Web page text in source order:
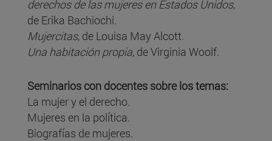
derechos de las mujeres en Estados Unidos,
de Erika Bachiochi.
Mujercitas, de Louisa May Alcott.
Una habitación propia, de Virginia Woolf.
Seminarios con docentes sobre los temas:
La mujer y el derecho.
Mujeres en la política.
Biografías de mujeres.